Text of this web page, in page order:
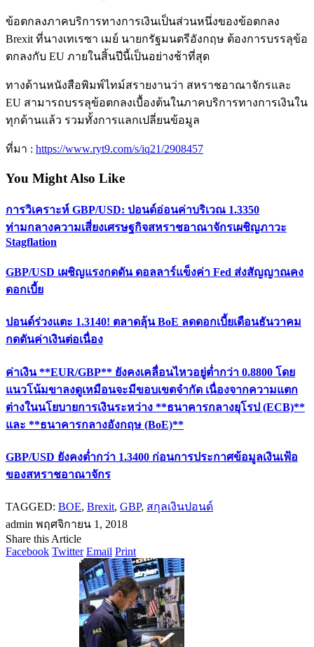
ข้อตกลงภาคบริการทางการเงินเป็นส่วนหนึ่งของข้อตกลง
Brexit ที่นางเทเรซา เมย์ นายกรัฐมนตรีอังกฤษ ต้องการบรรลุข้อ
ตกลงกับ EU ภายในสิ้นปีนี้เป็นอย่างช้าที่สุด
ทางด้านหนังสือพิมพ์ไทม์สรายงานว่า สหราชอาณาจักรและ
EU สามารถบรรลุข้อตกลงเบื้องต้นในภาคบริการทางการเงินใน
ทุกด้านแล้ว รวมทั้งการแลกเปลี่ยนข้อมูล
ที่มา : https://www.ryt9.com/s/iq21/2908457
You Might Also Like
การวิเคราะห์ GBP/USD: ปอนด์อ่อนค่าบริเวณ 1.3350
ท่ามกลางความเสี่ยงเศรษฐกิจสหราชอาณาจักรเผชิญภาวะ
Stagflation
GBP/USD เผชิญแรงกดดัน ดอลลาร์แข็งค่า Fed ส่งสัญญาณคง
ดอกเบี้ย
ปอนด์ร่วงแตะ 1.3140! ตลาดลุ้น BoE ลดดอกเบี้ยเดือนธันวาคม
กดดันค่าเงินต่อเนื่อง
ค่าเงิน **EUR/GBP** ยังคงเคลื่อนไหวอยู่ต่ำกว่า 0.8800 โดย
แนวโน้มขาลงดูเหมือนจะมีขอบเขตจำกัด เนื่องจากความแตก
ต่างในนโยบายการเงินระหว่าง **ธนาคารกลางยุโรป (ECB)**
และ **ธนาคารกลางอังกฤษ (BoE)**
GBP/USD ยังคงต่ำกว่า 1.3400 ก่อนการประกาศข้อมูลเงินเฟ้อ
ของสหราชอาณาจักร
TAGGED: BOE, Brexit, GBP, สกุลเงินปอนด์
admin พฤศจิกายน 1, 2018
Share this Article
Facebook Twitter Email Print